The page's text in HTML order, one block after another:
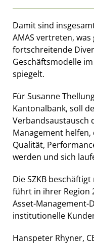
Damit sind
AMAS vertreten,
fortschreitende
Geschäftsmodelle
spiegelt.
Für Susanne
Kantonalbank, soll
Verbandsaustausch
Management
Qualität,
werden und sich
Die SZKB
führt in ihrer Region
Asset-
institutionelle
Hanspeter Rhyner,